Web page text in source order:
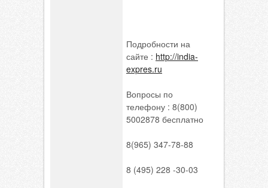
Подробности на
сайте : http://india-
expres.ru
Вопросы по
телефону : 8(800)
5002878 бесплатно
8(965) 347-78-88
8 (495) 228 -30-03